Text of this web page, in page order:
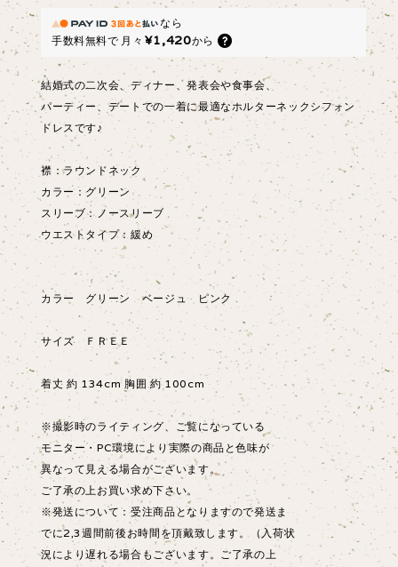
なら
手数料無料で 月々 ¥1,420から
結婚式の二次会、ディナー、発表会や食事会、
パーティー、デートでの一着に最適なホルターネックシフォン
ドレスです♪
襟：ラウンドネック
カラー：グリーン
スリーブ：ノースリーブ
ウエストタイプ：緩め
カラー グリーン ベージュ ピンク
サイズ ＦＲＥＥ
着丈 約 134cm 胸囲 約 100cm
※撮影時のライティング、ご覧になっている
モニター・PC環境により実際の商品と色味が
異なって見える場合がございます。
ご了承の上お買い求め下さい。
※発送について：受注商品となりますので発送ま
でに2,3週間前後お時間を頂戴致します。（入荷状
況により遅れる場合もございます。ご了承の上